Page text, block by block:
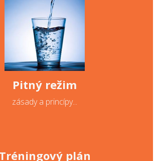
Pitný režim
zásady a princípy...
Tréningový plán